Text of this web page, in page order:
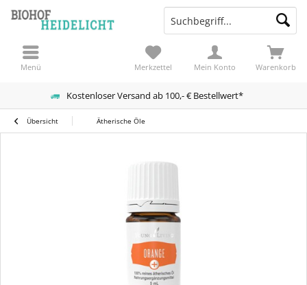
Kostenloser Versand ab 100,- € Bestellwert*
Warenkorb
Merkzettel Mein Konto
Menü
Übersicht Ätherische Öle